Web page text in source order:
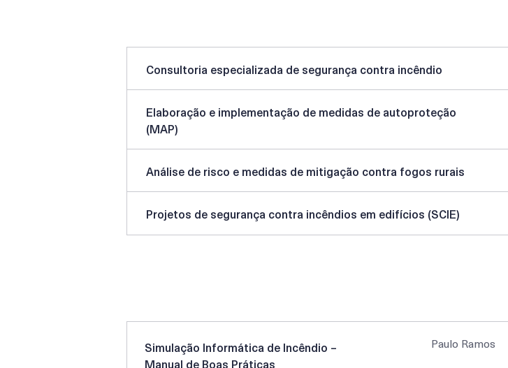
Consultoria especializada de segurança contra incêndio
Elaboração e implementação de medidas de autoproteção
(MAP)
Análise de risco e medidas de mitigação contra fogos rurais
Projetos de segurança contra incêndios em edifícios (SCIE)
Simulação Informática de Incêndio –
Manual de Boas Práticas
Paulo Ramos